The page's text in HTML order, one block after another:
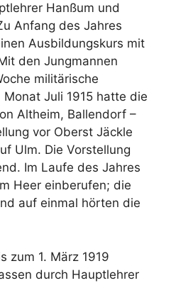
Hanßum und
Anfang des Jahres
Ausbildungskurs mit
den Jungmannen
militärische
Juli 1915 hatte die
Altheim, Ballendorf –
vor Oberst Jäckle
Ulm. Die Vorstellung
Im Laufe des Jahres
Heer einberufen; die
auf einmal hörten die
zum 1. März 1919
durch Hauptlehrer